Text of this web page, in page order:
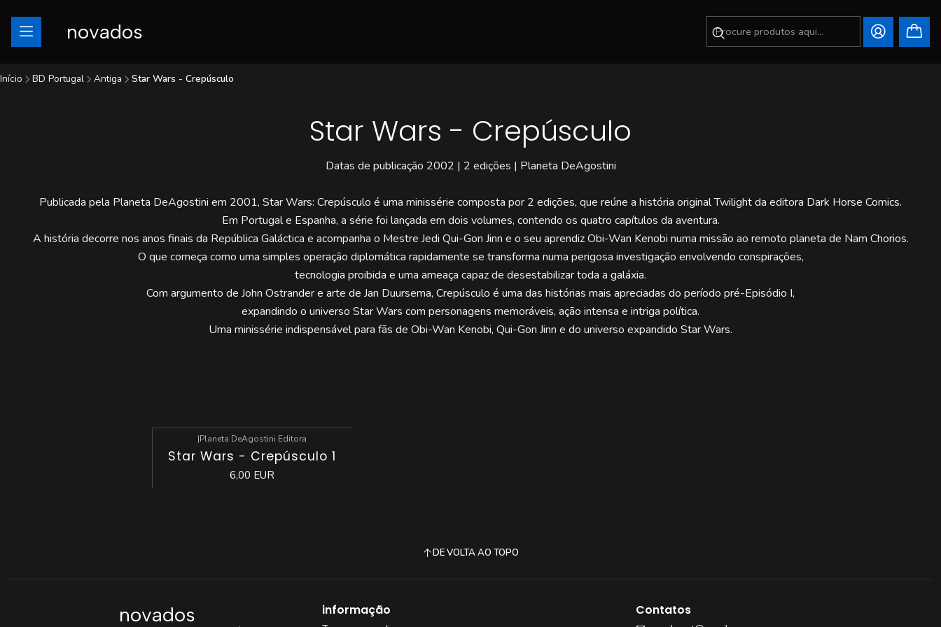
novados
Início BD Portugal Antiga Star Wars - Crepúsculo
Star Wars - Crepúsculo
Datas de publicação 2002 | 2 edições | Planeta DeAgostini
Publicada pela Planeta DeAgostini em 2001, Star Wars: Crepúsculo é uma minissérie composta por 2 edições, que reúne a história original Twilight da editora Dark Horse Comics.
Em Portugal e Espanha, a série foi lançada em dois volumes, contendo os quatro capítulos da aventura.
A história decorre nos anos finais da República Galáctica e acompanha o Mestre Jedi Qui-Gon Jinn e o seu aprendiz Obi-Wan Kenobi numa missão ao remoto planeta de Nam Chorios.
O que começa como uma simples operação diplomática rapidamente se transforma numa perigosa investigação envolvendo conspirações,
tecnologia proibida e uma ameaça capaz de desestabilizar toda a galáxia.
Com argumento de John Ostrander e arte de Jan Duursema, Crepúsculo é uma das histórias mais apreciadas do período pré-Episódio I,
expandindo o universo Star Wars com personagens memoráveis, ação intensa e intriga política.
Uma minissérie indispensável para fãs de Obi-Wan Kenobi, Qui-Gon Jinn e do universo expandido Star Wars.
|Planeta DeAgostini Editora
Star Wars - Crepúsculo 1
6,00 EUR
DE VOLTA AO TOPO
novados informação Contatos